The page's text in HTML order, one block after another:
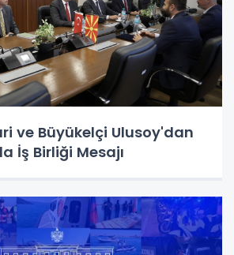
ve Büyükelçi Ulusoy'dan
İş Birliği Mesajı